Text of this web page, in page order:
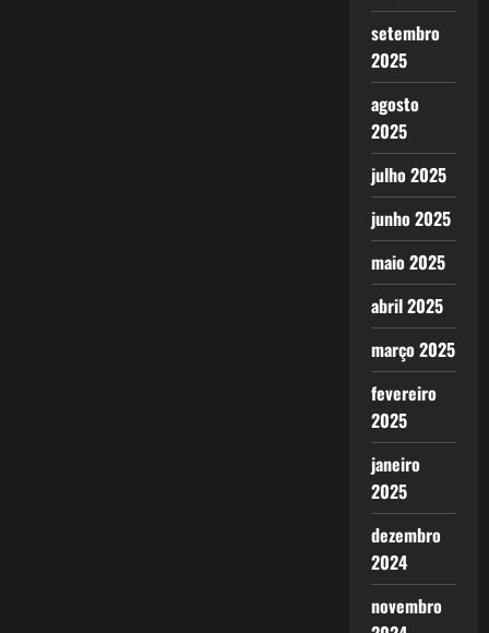
setembro
2025
agosto
2025
julho 2025
junho 2025
maio 2025
abril 2025
março 2025
fevereiro
2025
janeiro
2025
dezembro
2024
novembro